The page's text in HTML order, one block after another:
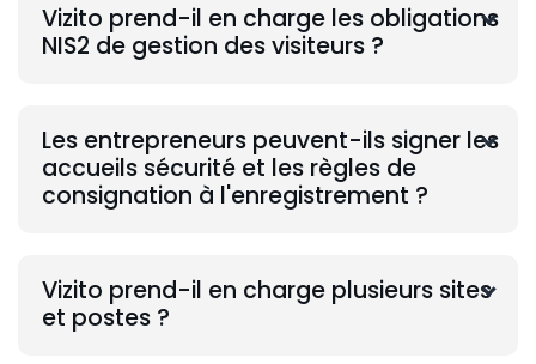
Vizito prend-il en charge les obligations
NIS2 de gestion des visiteurs ?
Les entrepreneurs peuvent-ils signer les
accueils sécurité et les règles de
consignation à l'enregistrement ?
Vizito prend-il en charge plusieurs sites
et postes ?